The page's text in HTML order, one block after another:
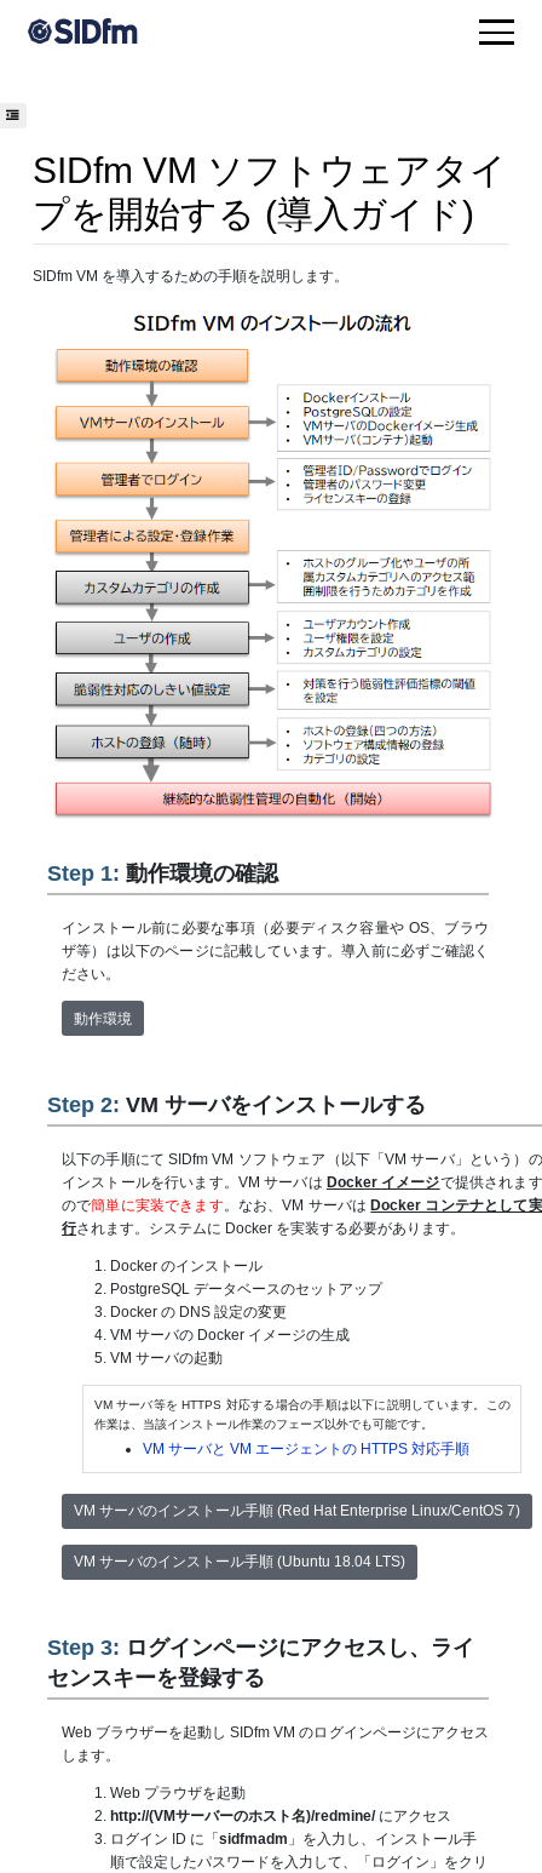
SIDfm VM ソフトウェアタイ
プを開始する (導入ガイド)
SIDfm VM を導入するための手順を説明します。
Step 1: 動作環境の確認
インストール前に必要な事項（必要ディスク容量や OS、ブラウ
ザ等）は以下のページに記載しています。導入前に必ずご確認く
ださい。
動作環境
Step 2: VM サーバをインストールする
以下の手順にて SIDfm VM ソフトウェア（以下「VM サーバ」という）の
インストールを行います。VM サーバは Docker イメージで提供されます
ので簡単に実装できます。なお、VM サーバはDocker コンテナとして実
行されます。システムに Docker を実装する必要があります。
Docker のインストール
PostgreSQL データベースのセットアップ
Docker の DNS 設定の変更
VM サーバの Docker イメージの生成
VM サーバの起動
VM サーバ等を HTTPS 対応する場合の手順は以下に説明しています。この
作業は、当該インストール作業のフェーズ以外でも可能です。
VM サーバと VM エージェントの HTTPS 対応手順
VM サーバのインストール手順 (Red Hat Enterprise Linux/CentOS 7)
VM サーバのインストール手順 (Ubuntu 18.04 LTS)
Step 3: ログインページにアクセスし、ライ
センスキーを登録する
Web ブラウザーを起動し SIDfm VM のログインページにアクセス
します。
Web プラウザを起動
http://(VMサーバーのホスト名)/redmine/にアクセス
ログイン ID に「 sidfmadm 」を入力し、インストール手
順で設定したパスワードを入力して、「ログイン」をクリ